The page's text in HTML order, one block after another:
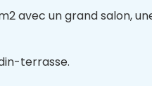
avec un grand salon,
terrasse.